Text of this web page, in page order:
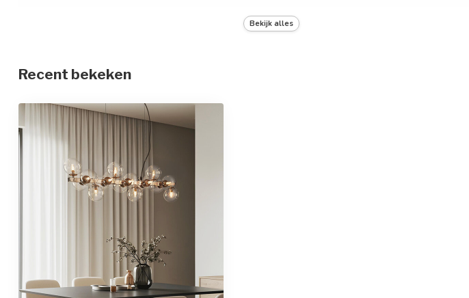
50/60 Hz
Materiaal
Afmetingen
In hoogte verstelbaar
Beschermingsgraad
Beschermingsklasse
Bekijk alles
Recent bekeken